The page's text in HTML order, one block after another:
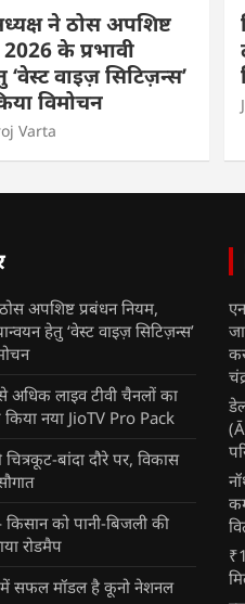
ने ठोस अपशिष्ट
के प्रभावी
‘वेस्ट वाइज़ सिटिज़न्स’
विमोचन
Varta
अपशिष्ट प्रबंधन नियम,
हेतु ‘वेस्ट वाइज़ सिटिज़न्स’
लाइव टीवी चैनलों का
किया नया JioTV Pro Pack
बांदा दौरे पर, विकास
किसान को पानी-बिजली की
रोडमैप
में सफल मॉडल है कूनो नेशनल